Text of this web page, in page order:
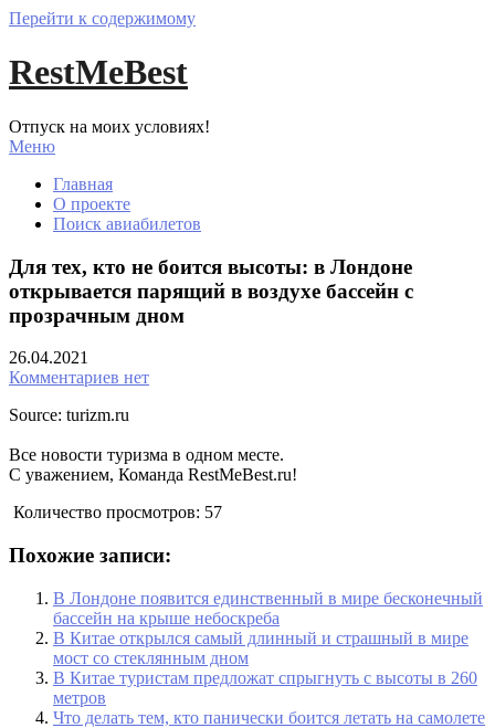
Перейти к содержимому
RestMeBest
Отпуск на моих условиях!
Меню
Главная
О проекте
Поиск авиабилетов
Для тех, кто не боится высоты: в Лондоне
открывается парящий в воздухе бассейн с
прозрачным дном
26.04.2021
Комментариев нет
Source: turizm.ru
Все новости туризма в одном месте.
С уважением, Команда RestMeBest.ru!
Количество просмотров: 57
Похожие записи:
В Лондоне появится единственный в мире бесконечный
бассейн на крыше небоскреба
В Китае открылся самый длинный и страшный в мире
мост со стеклянным дном
В Китае туристам предложат спрыгнуть с высоты в 260
метров
Что делать тем, кто панически боится летать на самолете